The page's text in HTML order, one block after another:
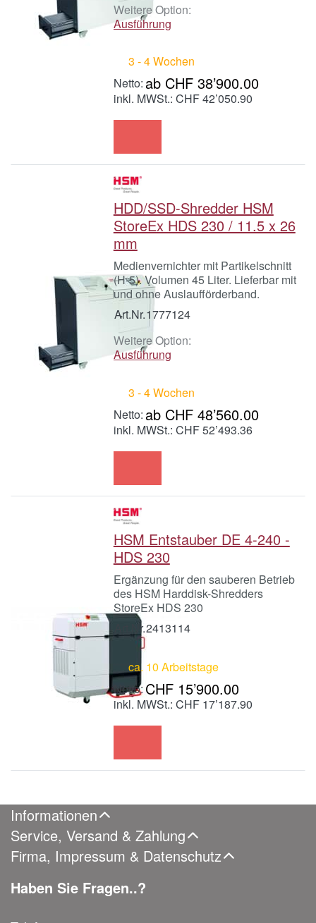
Weitere Option:
Ausführung
3 - 4 Wochen
ab CHF 38’900.00
inkl. MWSt.: CHF 42’050.90
HDD/SSD-Shredder HSM
StoreEx HDS 230 / 11.5 x 26
mm
Medienvernichter mit Partikelschnitt
(H-5). Volumen 45 Liter. Lieferbar mit
und ohne Auslaufförderband.
Art.Nr.1777124
Weitere Option:
Ausführung
3 - 4 Wochen
ab CHF 48’560.00
inkl. MWSt.: CHF 52’493.36
HSM Entstauber DE 4-240 -
HDS 230
Ergänzung für den sauberen Betrieb
des HSM Harddisk-Shredders
StoreEx HDS 230
Art.Nr.2413114
ca. 10 Arbeitstage
CHF 15’900.00
inkl. MWSt.: CHF 17’187.90
Informationen
Service, Versand & Zahlung
Firma, Impressum & Datenschutz
Haben Sie Fragen..?